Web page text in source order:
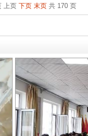
上页 下页 末页共 170 页